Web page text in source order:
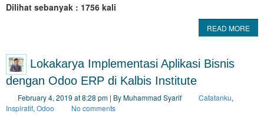
Dilihat sebanyak : 1756 kali
READ MORE
Lokakarya Implementasi Aplikasi Bisnis
dengan Odoo ERP di Kalbis Institute
February 4, 2019 at 8:28 pm | By Muhammad Syarif Catatanku,
Inspiratif, Odoo No comments